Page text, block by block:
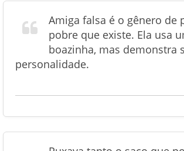
Amiga falsa é o gênero de
pobre que existe. Ela usa
boazinha, mas demonstra
personalidade.